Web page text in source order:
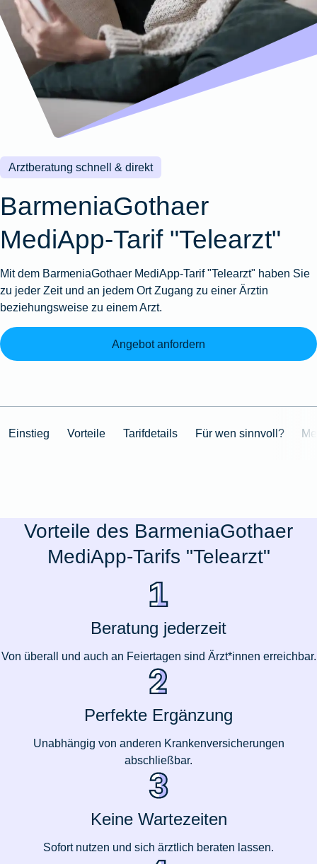
Wohnungsschutzbrief
Produktübersicht
Gewässerschadenhaftpflicht
Produktübersicht
Zur
Produktübersicht
Reisehaftpflichtversicherung
Reiserücktrittsversicherung
Produktübersicht
Zur
Produktübersicht
Zur
Produktübersicht
Zur
Produktübersicht
Montageversicherung
Zur
Produktübersicht
Gruppenunfall für
Betriebe
Gruppenunfall für
Vereine
Produktübersicht
Kunstversicherung
Ausstellungsversicherung
Valorenversicherung
Oldtimersammlungsversicherung
Zur
Arztberatung schnell & direkt
BarmeniaGothaer
MediApp-Tarif "Telearzt"
Mit dem BarmeniaGothaer MediApp-Tarif "Telearzt" haben Sie
zu jeder Zeit und an jedem Ort Zugang zu einer Ärztin
beziehungsweise zu einem Arzt.
Angebot anfordern
Einstieg Vorteile Tarifdetails Für wen sinnvoll?
Vorteile des BarmeniaGothaer
MediApp-Tarifs "Telearzt"
Beratung jederzeit
Von überall und auch an Feiertagen sind Ärzt*innen erreichbar.
Perfekte Ergänzung
Unabhängig von anderen Krankenversicherungen
abschließbar.
Keine Wartezeiten
Sofort nutzen und sich ärztlich beraten lassen.